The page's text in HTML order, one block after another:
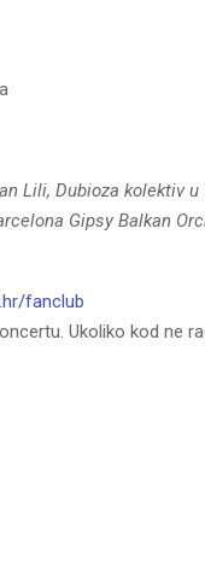
Lili, Dubioza kolektiv u
Gipsy Balkan
fanclub
Ukoliko kod ne